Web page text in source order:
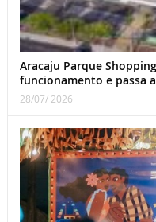
Aracaju Parque
funcionamento e passa
28/07/ 2026